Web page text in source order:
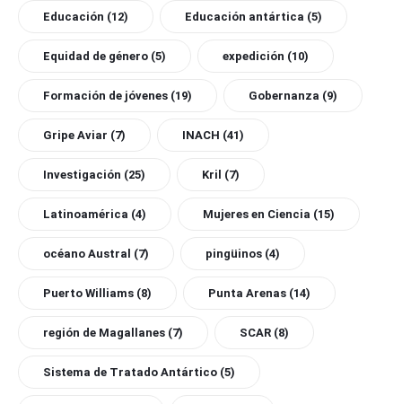
Educación (12) Educación antártica (5)
Equidad de género (5) expedición (10)
Formación de jóvenes (19) Gobernanza (9)
Gripe Aviar (7) INACH (41)
Investigación (25) Kril (7)
Latinoamérica (4) Mujeres en Ciencia (15)
océano Austral (7) pingüinos (4)
Puerto Williams (8) Punta Arenas (14)
región de Magallanes (7) SCAR (8)
Sistema de Tratado Antártico (5)